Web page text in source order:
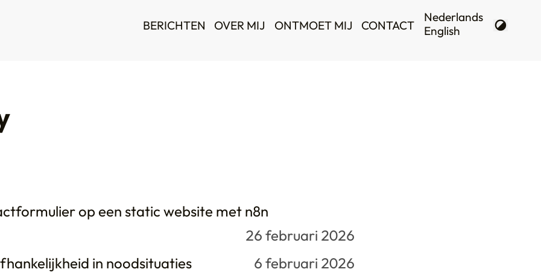
BERICHTEN OVER MIJ ONTMOET MIJ CONTACT
op een static website met n8n
26 februari 2026
in noodsituaties
6 februari 2026